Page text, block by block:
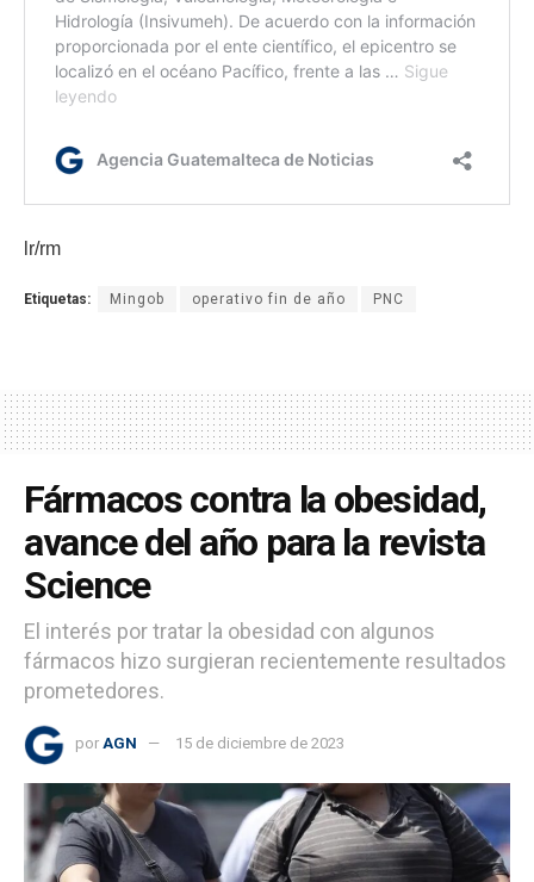
lr/rm
Etiquetas: Mingob operativo fin de año PNC
Fármacos contra la obesidad,
avance del año para la revista
Science
El interés por tratar la obesidad con algunos
fármacos hizo surgieran recientemente resultados
prometedores.
por AGN 15 de diciembre de 2023